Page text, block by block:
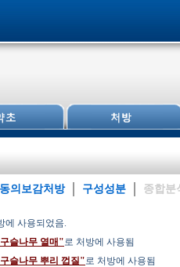
동의보감처방 구성성분 종합분
에 사용되었음.
슬나무 열매"로 처방에 사용됨
슬나무 뿌리 껍질"로 처방에 사용됨